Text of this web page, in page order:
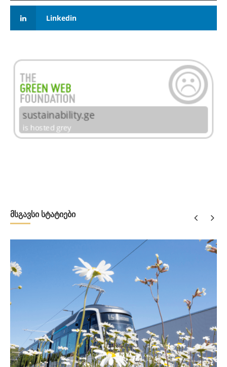
Linkedin
მსგავსი სტატიები